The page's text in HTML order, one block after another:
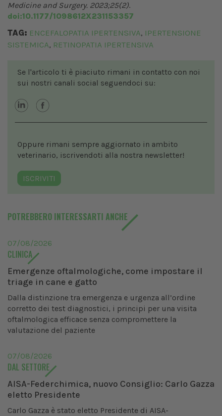
Medicine and Surgery. 2023;25(2).
doi:10.1177/1098612X231153357
TAG: ENCEFALOPATIA IPERTENSIVA, IPERTENSIONE
SISTEMICA, RETINOPATIA IPERTENSIVA
Se l'articolo ti è piaciuto rimani in contatto con noi
sui nostri canali social seguendoci su:
Oppure rimani sempre aggiornato in ambito
veterinario, iscrivendoti alla nostra newsletter!
ISCRIVITI
POTREBBERO INTERESSARTI ANCHE
07/08/2026
CLINICA
Emergenze oftalmologiche, come impostare il
triage in cane e gatto
Dalla distinzione tra emergenza e urgenza all’ordine
corretto dei test diagnostici, i principi per una visita
oftalmologica efficace senza compromettere la
valutazione del paziente
07/08/2026
DAL SETTORE
AISA-Federchimica, nuovo Consiglio: Carlo Gazza
eletto Presidente
Carlo Gazza è stato eletto Presidente di AISA-